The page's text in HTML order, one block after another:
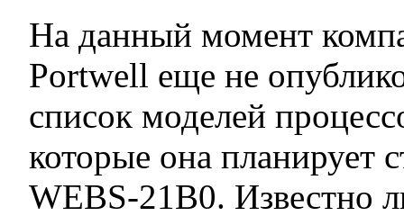
На данный момент
Portwell еще не
список моделей
которые она планирует
WEBS-21B0. Известно